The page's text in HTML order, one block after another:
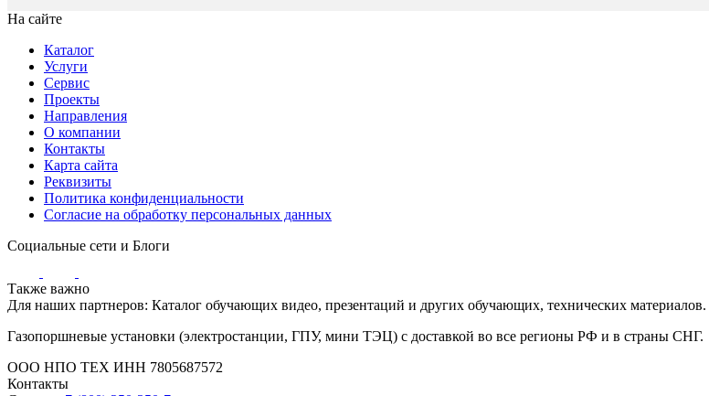
На сайте
Каталог
Услуги
Сервис
Проекты
Направления
О компании
Контакты
Карта сайта
Реквизиты
Политика конфиденциальности
Согласие на обработку персональных данных
Социальные сети и Блоги
Также важно
Для наших партнеров: Каталог обучающих видео, презентаций и других обучающих, технических материалов.
Газопоршневые установки (электростанции, ГПУ, мини ТЭЦ) с доставкой во все регионы РФ и в страны СНГ.
ООО НПО ТЕХ ИНН 7805687572
Контакты